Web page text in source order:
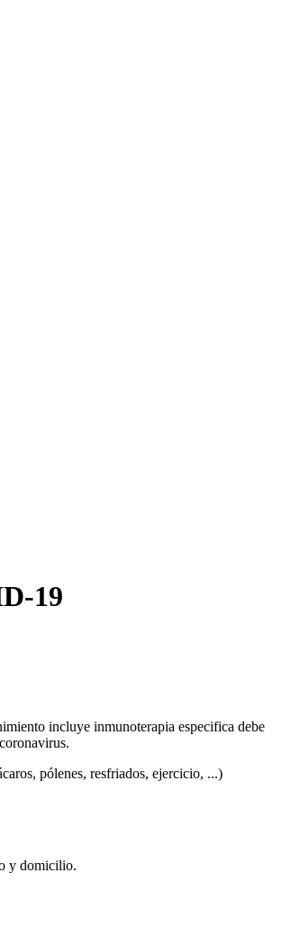
19
incluye inmunoterapia especifica debe
pólenes, resfriados, ejercicio, ...)
y domicilio.